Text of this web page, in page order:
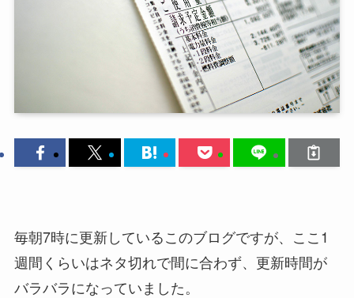
毎朝7時に更新しているこのブログですが、ここ1
週間くらいはネタ切れで間に合わず、更新時間が
バラバラになっていました。